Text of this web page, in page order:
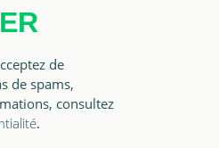
de
de spams,
consultez
.